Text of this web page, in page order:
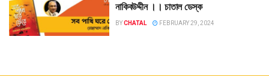
নাকিবউদ্দীন ।। চাতাল ডেস্ক
BYCHATAL FEBRUARY 29, 2024